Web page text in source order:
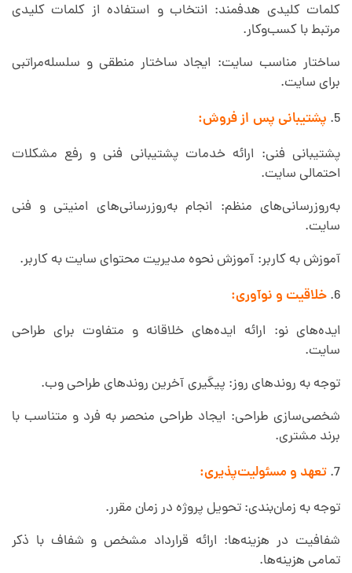
کلمات کلیدی هدفمند: انتخاب و استفاده از کلمات کلیدی
مرتبط با کسب‌وکار.
ساختار مناسب سایت: ایجاد ساختار منطقی و سلسله‌مراتبی
برای سایت.
پشتیبانی پس از فروش:
پشتیبانی فنی: ارائه خدمات پشتیبانی فنی و رفع مشکلات
احتمالی سایت.
به‌روزرسانی‌های منظم: انجام به‌روزرسانی‌های امنیتی و فنی
سایت.
آموزش به کاربر: آموزش نحوه مدیریت محتوای سایت به کاربر.
خلاقیت و نوآوری:
ایده‌های نو: ارائه ایده‌های خلاقانه و متفاوت برای طراحی
سایت.
توجه به روندهای روز: پیگیری آخرین روندهای طراحی وب.
شخصی‌سازی طراحی: ایجاد طراحی منحصر به فرد و متناسب با
برند مشتری.
تعهد و مسئولیت‌پذیری:
توجه به زمان‌بندی: تحویل پروژه در زمان مقرر.
شفافیت در هزینه‌ها: ارائه قرارداد مشخص و شفاف با ذکر
تمامی هزینه‌ها.